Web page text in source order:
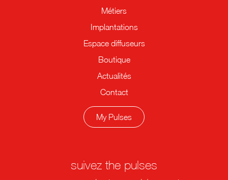
Métiers
Implantations
Espace diffuseurs
Boutique
Actualités
Contact
My Pulses
suivez the pulses